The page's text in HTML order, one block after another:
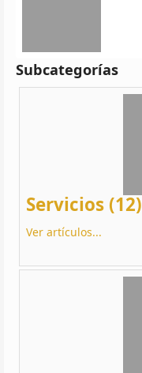
Subcategorías
Servicios (12)
Ver artículos...